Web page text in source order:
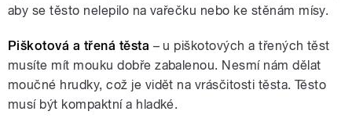
aby se těsto nelepilo na vařečku nebo ke stěnám mísy.
Piškotová a třená těsta – u piškotových a třených těst
musíte mít mouku dobře zabalenou. Nesmí nám dělat
moučné hrudky, což je vidět na vrásčitosti těsta. Těsto
musí být kompaktní a hladké.